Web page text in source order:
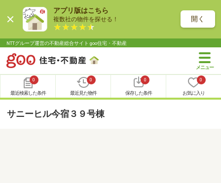
アプリ版はこちら
複数社の物件を探せる！ 開く
NTTグループ運営の不動産総合サイト goo住宅・不動産
0
最近検索した条件
0
最近見た物件
0
保存した条件
0
お気に入り
サニーヒル今宿３９号棟